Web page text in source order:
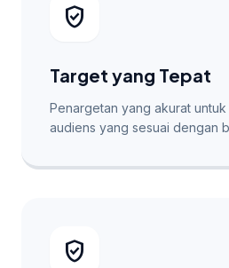
verified_user
Target yang Tepat
Penargetan yang akurat
audiens yang sesuai dengan
verified_user